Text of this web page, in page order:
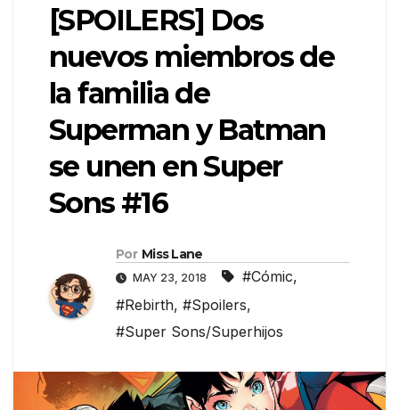
[SPOILERS] Dos
nuevos miembros de
la familia de
Superman y Batman
se unen en Super
Sons #16
Por Miss Lane
MAY 23, 2018 #Cómic,
#Rebirth, #Spoilers,
#Super Sons/Superhijos